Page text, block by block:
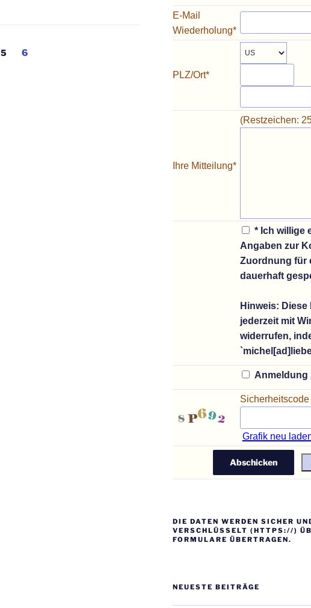
Seite
5 Seite
6
E-Mail
Wiederholung*
PLZ/Ort*
Ihre Mitteilung*
(Restzeichen:
* Ich willige
Angaben zur
Zuordnung für
dauerhaft
Hinweis:
jederzeit mit
widerrufen,
Anmeldung
Grafik neu
DIE DATEN WERDEN SICHER
VERSCHLÜSSELT (HTTPS://)
FORMULARE ÜBERTRAGEN.
NEUESTE BEITRÄGE